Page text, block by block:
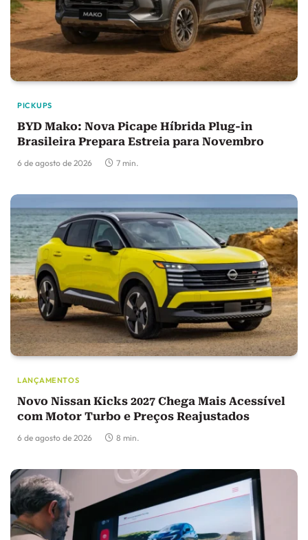
PICKUPS
BYD Mako: Nova Picape Híbrida Plug-in
Brasileira Prepara Estreia para Novembro
6 de agosto de 2026 7 min.
LANÇAMENTOS
Novo Nissan Kicks 2027 Chega Mais Acessível
com Motor Turbo e Preços Reajustados
6 de agosto de 2026 8 min.